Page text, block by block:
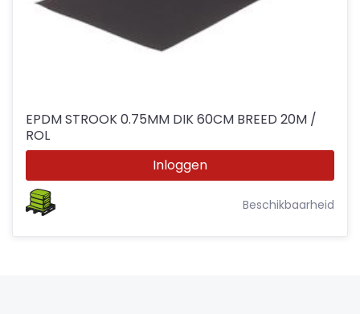
EPDM STROOK 0.75MM DIK 60CM BREED 20M /
ROL
Inloggen
Beschikbaarheid